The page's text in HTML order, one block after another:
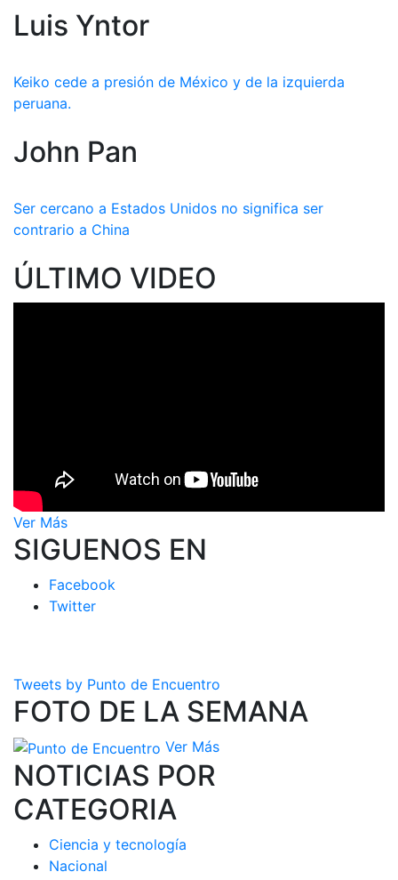
Luis Yntor
Keiko cede a presión de México y de la izquierda
peruana.
John Pan
Ser cercano a Estados Unidos no significa ser
contrario a China
ÚLTIMO VIDEO
Ver Más
SIGUENOS EN
Facebook
Twitter
Tweets by Punto de Encuentro
FOTO DE LA SEMANA
Ver Más
NOTICIAS POR
CATEGORIA
Ciencia y tecnología
Nacional